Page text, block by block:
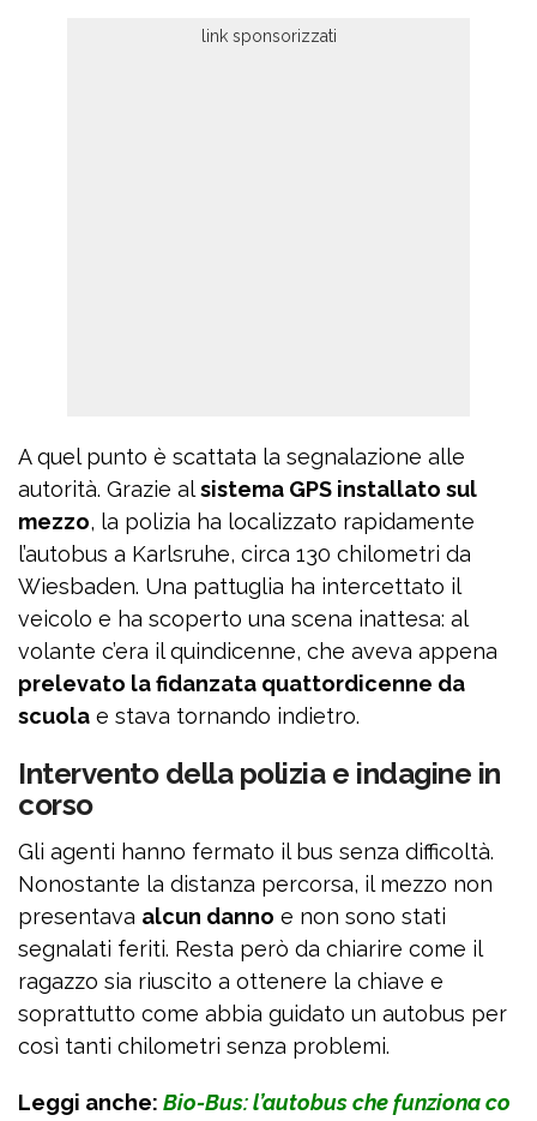
A quel punto è scattata la segnalazione alle
autorità. Grazie alsistema GPS installato sul
mezzo, la polizia ha localizzato rapidamente
l’autobus a Karlsruhe, circa 130 chilometri da
Wiesbaden. Una pattuglia ha intercettato il
veicolo e ha scoperto una scena inattesa: al
volante c’era il quindicenne, che aveva appena
prelevato la fidanzata quattordicenne da
scuola e stava tornando indietro.
Intervento della polizia e indagine in
corso
Gli agenti hanno fermato il bus senza difficoltà.
Nonostante la distanza percorsa, il mezzo non
presentava alcun danno e non sono stati
segnalati feriti. Resta però da chiarire come il
ragazzo sia riuscito a ottenere la chiave e
soprattutto come abbia guidato un autobus per
così tanti chilometri senza problemi.
Leggi anche: Bio-Bus: l’autobus che funziona co